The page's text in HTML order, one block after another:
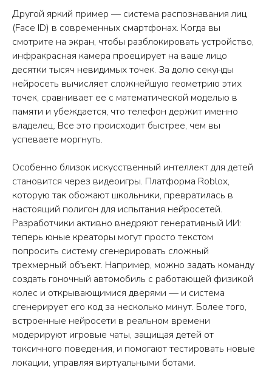
Другой яркий пример — система распознавания лиц
(Face ID) в современных смартфонах. Когда вы
смотрите на экран, чтобы разблокировать устройство,
инфракрасная камера проецирует на ваше лицо
десятки тысяч невидимых точек. За долю секунды
нейросеть вычисляет сложнейшую геометрию этих
точек, сравнивает ее с математической моделью в
памяти и убеждается, что телефон держит именно
владелец. Все это происходит быстрее, чем вы
успеваете моргнуть.
Особенно близок искусственный интеллект для детей
становится через видеоигры. Платформа Roblox,
которую так обожают школьники, превратилась в
настоящий полигон для испытания нейросетей.
Разработчики активно внедряют генеративный ИИ:
теперь юные креаторы могут просто текстом
попросить систему сгенерировать сложный
трехмерный объект. Например, можно задать команду
создать гоночный автомобиль с работающей физикой
колес и открывающимися дверями — и система
сгенерирует его код за несколько минут. Более того,
встроенные нейросети в реальном времени
модерируют игровые чаты, защищая детей от
токсичного поведения, и помогают тестировать новые
локации, управляя виртуальными ботами.